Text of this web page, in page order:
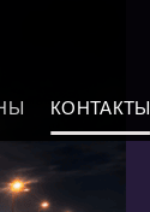
КОНТАКТЫ